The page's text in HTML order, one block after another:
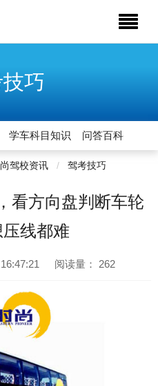
巧
学车科目知识 问答百科
驾校资讯 驾考技巧
看方向盘判断车轮
线都难
阅读量： 262